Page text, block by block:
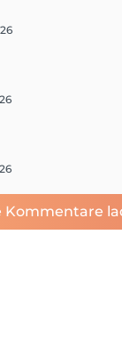
Kommentare